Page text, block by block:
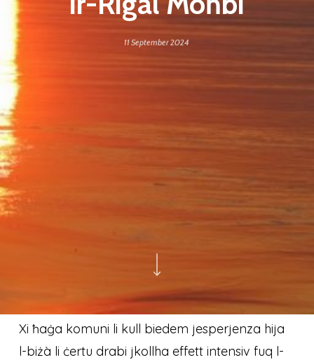
11 September 2024
Xi ħaġa komuni li kull biedem jesperjenza hija
l-biżà li ċertu drabi jkollha effett intensiv fuq l-